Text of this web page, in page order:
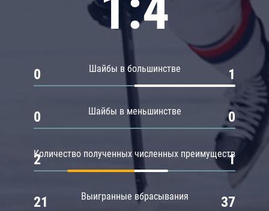
Шайбы в большинстве
0 1
Шайбы в меньшинстве
0 0
Количество полученных численных преимуществ
2 1
Выигранные вбрасывания
21 37